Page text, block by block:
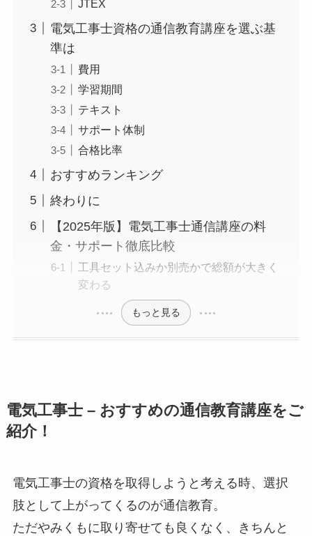
JTEX
電気工事士資格の通信教育講座を選ぶ基
準は
費用
学習期間
テキスト
サポート体制
合格比率
おすすめランキング
終わりに
【2025年版】電気工事士通信講座の料
金・サポート徹底比較
工具セット込みか別売かで総額が大きく
変わる
もっと見る
電気工事士 – おすすめの通信教育講座をご
紹介！
電気工事士の資格を取得しようと考える時、選択
肢として上がってくるのが通信教育。
ただやみくもに取り寄せても良くなく、きちんと